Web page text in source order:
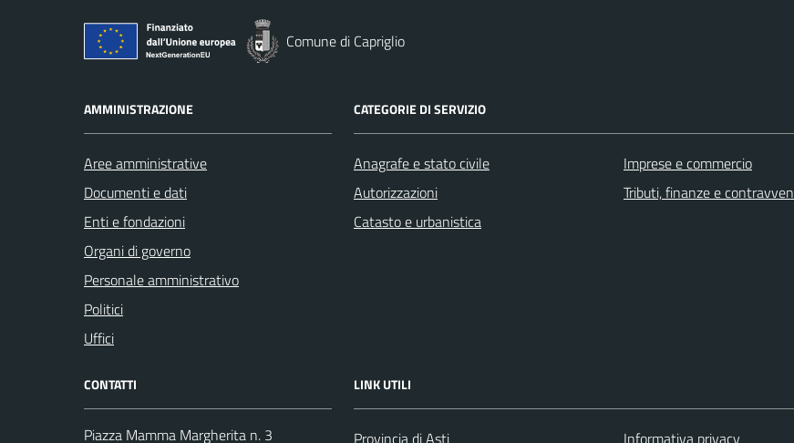
Comune di Capriglio
AMMINISTRAZIONE
Aree amministrative
Documenti e dati
Enti e fondazioni
Organi di governo
Personale amministrativo
Politici
Uffici
CATEGORIE DI SERVIZIO
Anagrafe e stato civile
Autorizzazioni
Catasto e urbanistica
Imprese e commercio
Tributi, finanze e
CONTATTI
Piazza Mamma Margherita n. 3
LINK UTILI
Provincia di Asti Informativa privacy